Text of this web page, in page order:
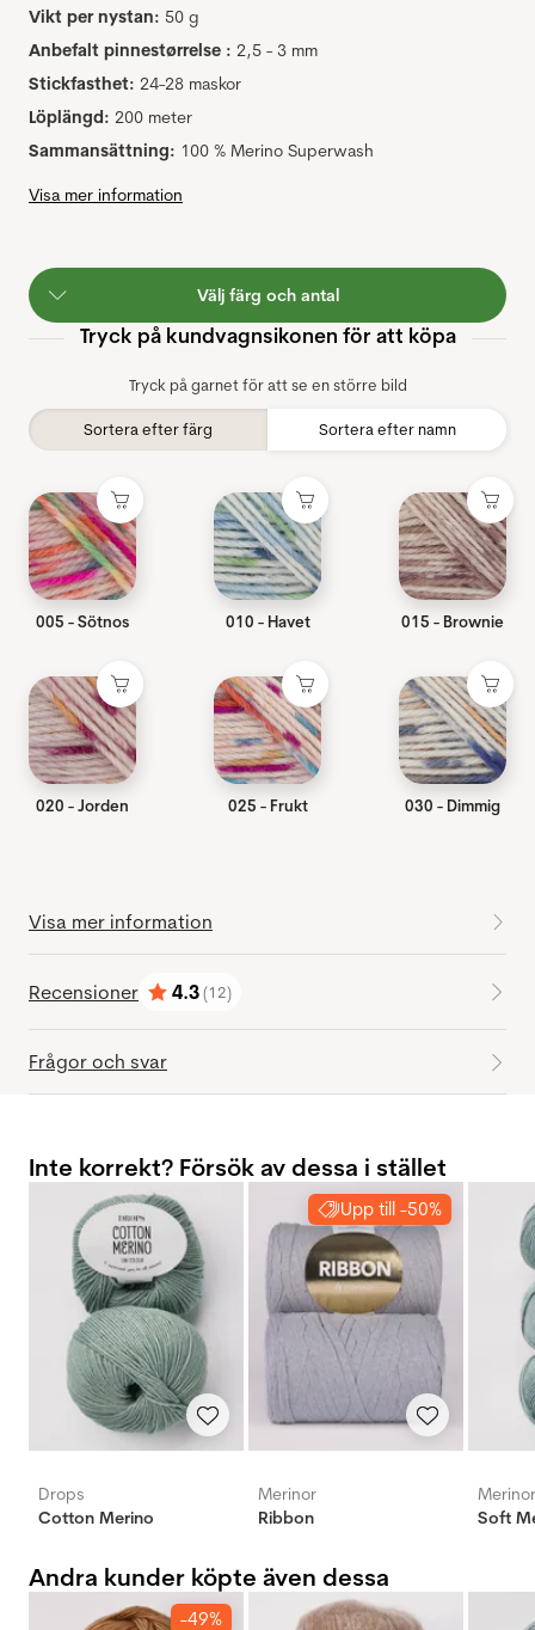
Vikt per nystan: 50 g
Anbefalt pinnestørrelse : 2,5 - 3 mm
Stickfasthet: 24-28 maskor
Löplängd: 200 meter
Sammansättning: 100 % Merino Superwash
Visa mer information
Välj färg och antal
Tryck på kundvagnsikonen för att köpa
Tryck på garnet för att se en större bild
Sortera efter färg Sortera efter namn
005 - Sötnos 010 - Havet 015 - Brownie
020 - Jorden 025 - Frukt 030 - Dimmig
Visa mer information
Recensioner
Betyg:
4.3(12)
utav 5 stjärnor
Frågor och svar
Inte korrekt? Försök av dessa i stället
Drops
Cotton Merino
Upp till -50%
Merinor
Ribbon
Merinor
Soft
Andra kunder köpte även dessa
-49%